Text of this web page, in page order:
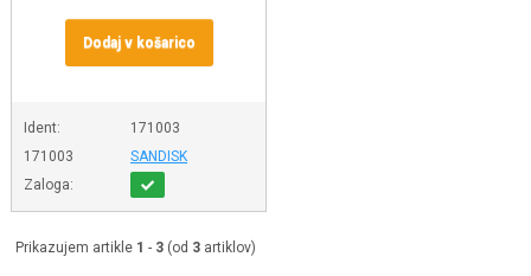
Dodaj v košarico
Ident:
171003
171003
SANDISK
Zaloga:
Prikazujem artikle 1 - 3 (od 3 artiklov)